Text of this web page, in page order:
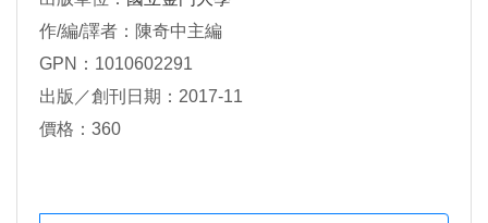
作/編/譯者：陳奇中主編
GPN：1010602291
出版／創刊日期：2017-11
價格：360